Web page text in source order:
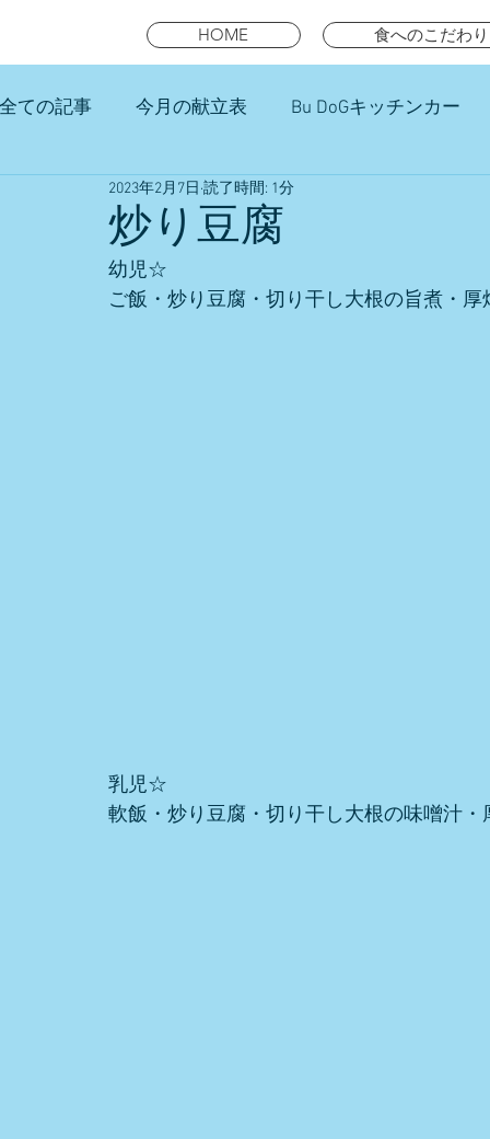
HOME 食へのこだわり
全ての記事 今月の献立表 Bu DoGキッチンカー
未就園児スマイルキッズランチ
炒り豆腐
2023年2月7日 読了時間: 1分
幼児☆
ご飯・炒り豆腐・切り干し大根の旨煮・厚
乳児☆
軟飯・炒り豆腐・切り干し大根の味噌汁・